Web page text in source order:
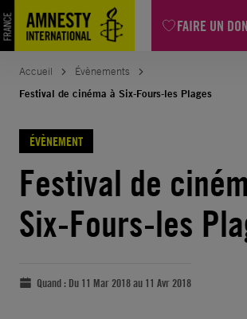
FAIRE UN DON
Accueil
Évènements
Festival de cinéma à Six-Fours-les Plages
ÉVÈNEMENT
Festival de
Six-Fours-les
Quand : Du 11 Mar 2018 au 11 Avr 2018